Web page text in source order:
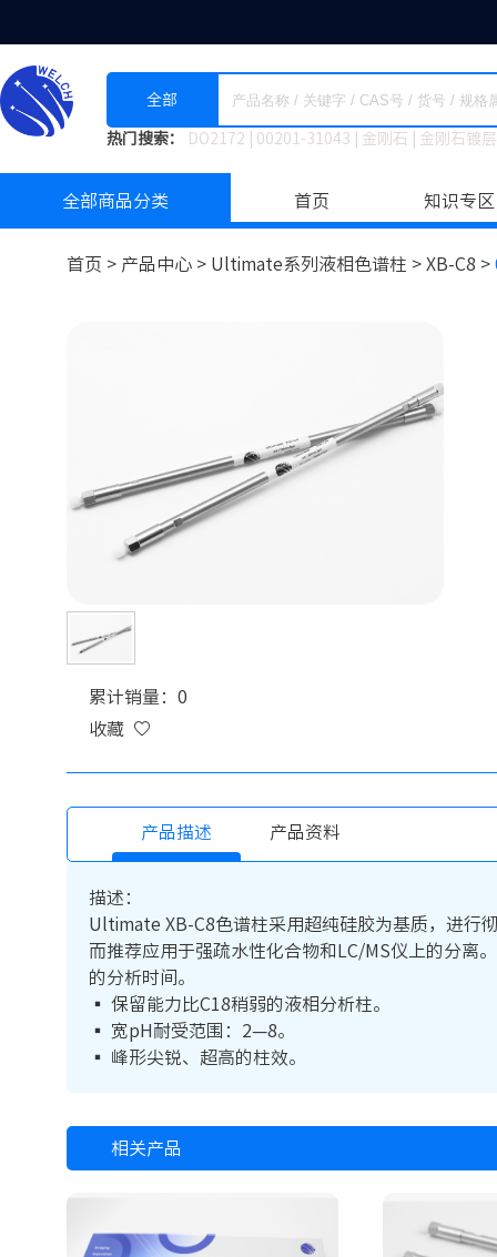
全部
热门搜索： DO2172 00201-31043 金刚石 金刚石镀
全部商品分类 首页 知识专区
首页 > 产品中心 > Ultimate系列液相色谱柱 > XB-C8 >
累计销量：0
收藏
产品描述 产品资料
描述：
Ultimate XB-C8色谱柱采用超纯硅胶为基质，进行
而推荐应用于强疏水性化合物和LC/MS仪上的分离
的分析时间。
▪ 保留能力比C18稍弱的液相分析柱。
▪ 宽pH耐受范围：2—8。
▪ 峰形尖锐、超高的柱效。
相关产品